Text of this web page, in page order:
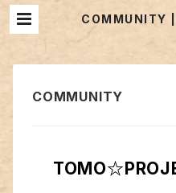
COMMUNITY